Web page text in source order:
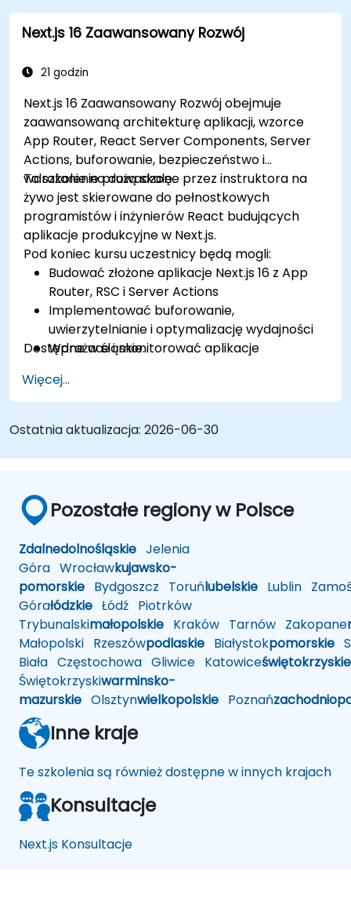
Skutecznie rozwiązywać typowe problemy w
aplikacjach Next.js.
Next.js 16 Zaawansowany Rozwój
21 godzin
Next.js 16 Zaawansowany Rozwój obejmuje
zaawansowaną architekturę aplikacji, wzorce
App Router, React Server Components, Server
Actions, buforowanie, bezpieczeństwo i
wdrażanie na dużą skalę.
To szkolenie prowadzone przez instruktora na
żywo jest skierowane do pełnostkowych
programistów i inżynierów React budujących
aplikacje produkcyjne w Next.js.
Pod koniec kursu uczestnicy będą mogli:
Budować złożone aplikacje Next.js 16 z App
Router, RSC i Server Actions
Implementować buforowanie,
uwierzytelnianie i optymalizację wydajności
Wdrażaæ i monitorować aplikacje
Dostępne w śląskie.
Więcej...
Ostatnia aktualizacja: 2026-06-30
Pozostałe regiony w Polsce
Zdalnedolnośląskie Jelenia
Góra Wrocławkujawsko-
pomorskie Bydgoszcz Toruńlubelskie Lublin
Górałódzkie Łódź Piotrków
Trybunalskimałopolskie Kraków Tarnów Zakopane
Małopolski Rzeszówpodlaskie Białystokpomorskie
Biała Częstochowa Gliwice Katowiceświętokrzyskie
Świętokrzyskiwarminsko-
mazurskie Olsztynwielkopolskie Poznań
Inne kraje
Te szkolenia są również dostępne w innych krajach
Konsultacje
Next.js Konsultacje